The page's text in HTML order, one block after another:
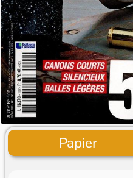
Papier